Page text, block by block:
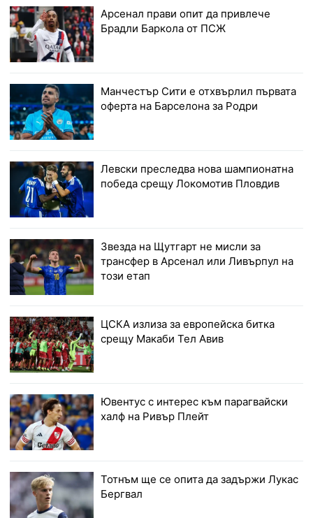
Арсенал прави опит да привлече
Брадли Баркола от ПСЖ
Манчестър Сити е отхвърлил първата
оферта на Барселона за Родри
Левски преследва нова шампионатна
победа срещу Локомотив Пловдив
Звезда на Щутгарт не мисли за
трансфер в Арсенал или Ливърпул на
този етап
ЦСКА излиза за европейска битка
срещу Макаби Тел Авив
Ювентус с интерес към парагвайски
халф на Ривър Плейт
Тотнъм ще се опита да задържи Лукас
Бергвал